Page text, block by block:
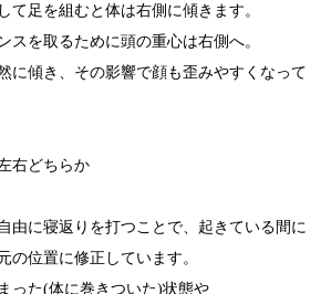
て足を組むと体は右側に傾きます。
スを取るために頭の重心は右側へ。
に傾き、その影響で顔も歪みやすくなって
右どちらか
由に寝返りを打つことで、起きている間に
の位置に修正しています。
った(体に巻きついた)状態や